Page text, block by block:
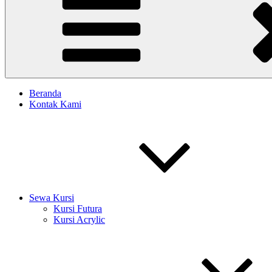
Beranda
Kontak Kami
Sewa Kursi
Kursi Futura
Kursi Acrylic